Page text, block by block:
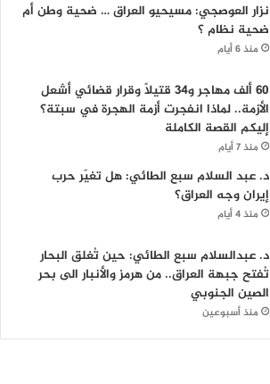
نزار العوصجي: مسيحيو العراق … ضحية وطن أم
ضحية نظام ؟
منذ 6 أيام
60 ألف مهاجر و34 قتيلاً وقرار قضائي أشعل
الأزمة.. لماذا انفجرت أزمة الهجرة في سبتة؟
إليكم القصة الكاملة
منذ 7 أيام
د. عبد السلام سبع الطائي: هل تغيّر حرب
إيران وجه العراق؟
منذ 4 أيام
د. عبدالسلام سبع الطائي: حين تُغلق البحار
تُفتح جبهة العراق.. من هرمز والأنبار الى بحر
الصين الجنوبي
منذ أسبوعين